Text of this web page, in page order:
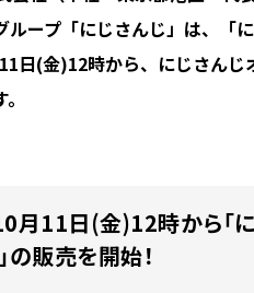
ループ「にじさんじ」は、「
日(金)12時から、にじさん
11日(金)12時から「に
の販売を開始！